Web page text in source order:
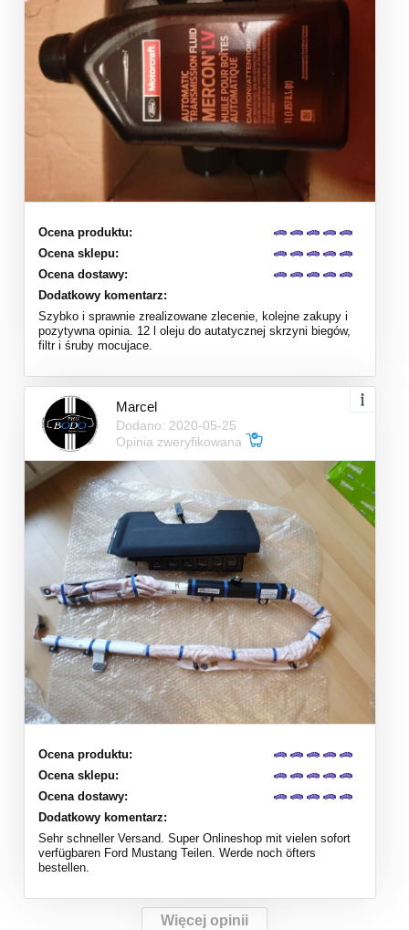
Ocena produktu:
Ocena sklepu:
Ocena dostawy:
Dodatkowy komentarz:
Szybko i sprawnie zrealizowane zlecenie, kolejne zakupy i
pozytywna opinia. 12 l oleju do autatycznej skrzyni biegów,
filtr i śruby mocujace.
Marcel
Dodano: 2020-05-25
Opinia zweryfikowana
Ocena produktu:
Ocena sklepu:
Ocena dostawy:
Dodatkowy komentarz:
Sehr schneller Versand. Super Onlineshop mit vielen sofort
verfügbaren Ford Mustang Teilen. Werde noch öfters
bestellen.
Więcej opinii